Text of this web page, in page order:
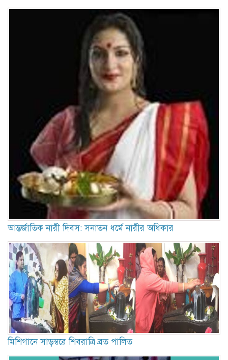
আন্তর্জাতিক নারী দিবস: সনাতন ধর্মে নারীর অধিকার
মিশিগানে সাড়ম্বরে শিবরাত্রি ব্রত পালিত